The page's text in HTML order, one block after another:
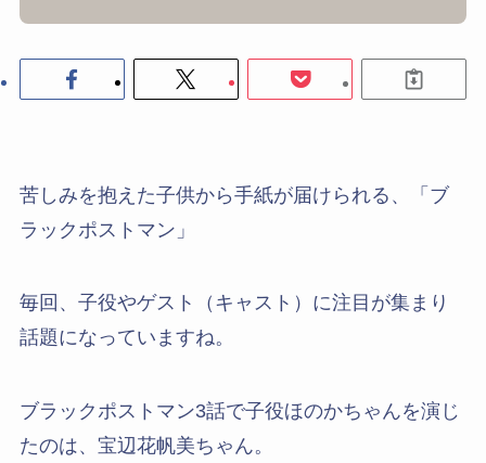
苦しみを抱えた子供から手紙が届けられる、「ブ
ラックポストマン」
毎回、子役やゲスト（キャスト）に注目が集まり
話題になっていますね。
ブラックポストマン3話で子役ほのかちゃんを演じ
たのは、宝辺花帆美ちゃん。